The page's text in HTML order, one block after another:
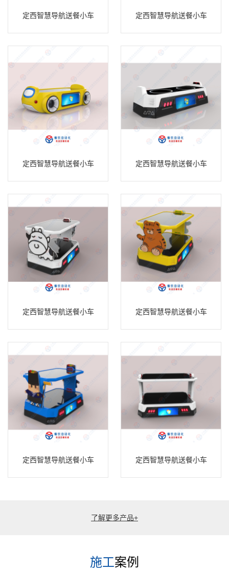
定西智慧导航送餐小车 定西智慧导航送餐小车
定西智慧导航送餐小车 定西智慧导航送餐小车
定西智慧导航送餐小车 定西智慧导航送餐小车
定西智慧导航送餐小车 定西智慧导航送餐小车
了解更多产品+
施工案例